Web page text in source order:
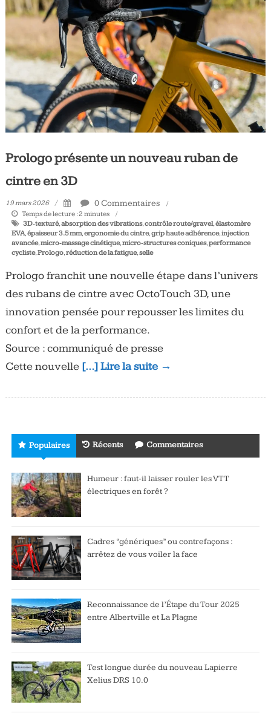
Tous
jours,
votre
vélo
triathlon
Prologo présente un nouveau ruban de
cintre en 3D
19 mars 2026 0 Commentaires
Temps de lecture :2 minutes
3D‑texturé,absorption des vibrations,contrôle route/gravel,élastomère
EVA,épaisseur 3.5 mm,ergonomie du cintre,grip haute adhérence,injection
avancée,micro‑massage cinétique,micro‑structures coniques,performance
cycliste,Prologo,réduction de la fatigue,selle
Prologo franchit une nouvelle étape dans l’univers
des rubans de cintre avec OctoTouch 3D, une
innovation pensée pour repousser les limites du
confort et de la performance.
Source : communiqué de presse
Cette nouvelle […] Lire la suite →
Populaires Récents Commentaires
Humeur : faut-il laisser rouler les VTT
électriques en forêt ?
Cadres “génériques” ou contrefaçons :
arrêtez de vous voiler la face
Reconnaissance de l’Étape du Tour 2025
entre Albertville et La Plagne
Test longue durée du nouveau Lapierre
Xelius DRS 10.0